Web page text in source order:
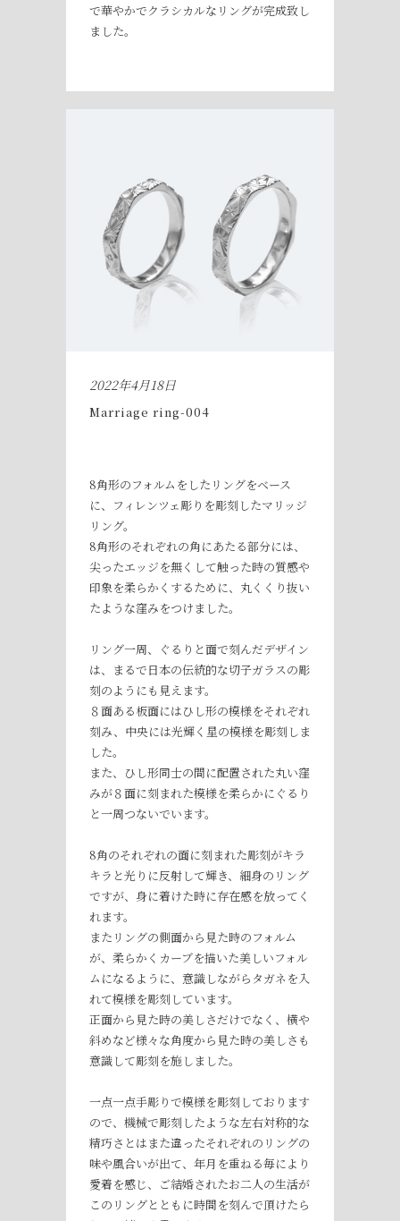
で華やかでクラシカルなリングが完成致し
ました。
2022年4月18日
Marriage ring-004
8角形のフォルムをしたリングをベース
に、フィレンツェ彫りを彫刻したマリッジ
リング。
8角形のそれぞれの角にあたる部分には、
尖ったエッジを無くして触った時の質感や
印象を柔らかくするために、丸くくり抜い
たような窪みをつけました。
リング一周、ぐるりと面で刻んだデザイン
は、まるで日本の伝統的な切子ガラスの彫
刻のようにも見えます。
８面ある板面にはひし形の模様をそれぞれ
刻み、中央には光輝く星の模様を彫刻しま
した。
また、ひし形同士の間に配置された丸い窪
みが８面に刻まれた模様を柔らかにぐるり
と一周つないでいます。
8角のそれぞれの面に刻まれた彫刻がキラ
キラと光りに反射して輝き、細身のリング
ですが、身に着けた時に存在感を放ってく
れます。
またリングの側面から見た時のフォルム
が、柔らかくカーブを描いた美しいフォル
ムになるように、意識しながらタガネを入
れて模様を彫刻しています。
正面から見た時の美しさだけでなく、横や
斜めなど様々な角度から見た時の美しさも
意識して彫刻を施しました。
一点一点手彫りで模様を彫刻しております
ので、機械で彫刻したような左右対称的な
精巧さとはまた違ったそれぞれのリングの
味や風合いが出て、年月を重ねる毎により
愛着を感じ、ご結婚されたお二人の生活が
このリングとともに時間を刻んで頂けたら